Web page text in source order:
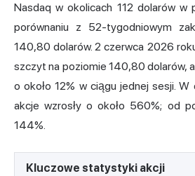
Nasdaq w okolicach 112 dolarów w
porównaniu z 52-tygodniowym
140,80 dolarów. 2 czerwca 2026
szczyt na poziomie 140,80 dolarów,
o około 12% w ciągu jednej sesji.
akcje wzrosły o około 560%; od
144%.
Kluczowe statystyki akcji